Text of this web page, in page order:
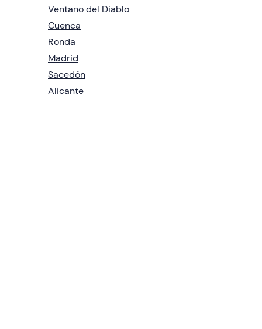
Ventano del Diablo
Cuenca
Ronda
Madrid
Sacedón
Alicante